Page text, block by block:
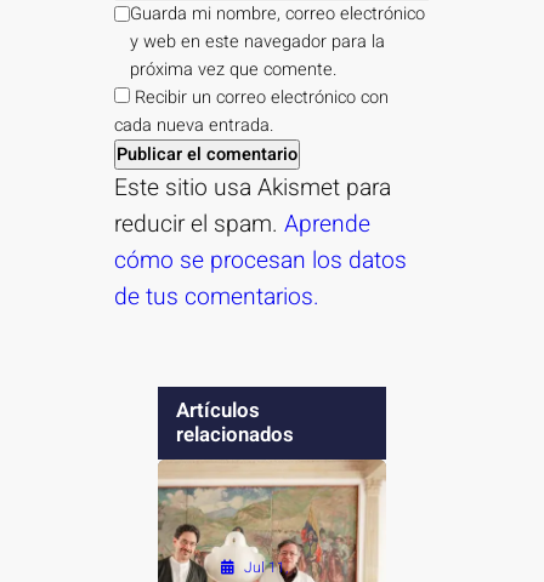
Guarda mi nombre, correo electrónico
y web en este navegador para la
próxima vez que comente.
Recibir un correo electrónico con
cada nueva entrada.
Este sitio usa Akismet para
reducir el spam.Aprende
cómo se procesan los datos
de tus comentarios.
Artículos
relacionados
Jul 11,